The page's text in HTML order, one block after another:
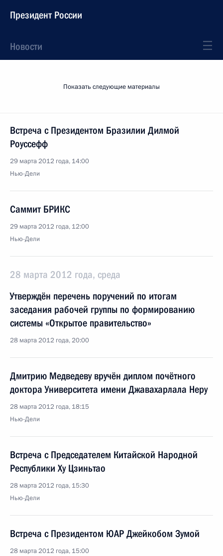
Президент России
Новости
Показать следующие материалы
Встреча с Президентом Бразилии Дилмой
Роуссефф
29 марта 2012 года, 14:00
Нью-Дели
Саммит БРИКС
29 марта 2012 года, 12:00
Нью-Дели
28 марта 2012 года, среда
Утверждён перечень поручений по итогам
заседания рабочей группы по формированию
системы «Открытое правительство»
28 марта 2012 года, 20:00
Дмитрию Медведеву вручён диплом почётного
доктора Университета имени Джавахарлала Неру
28 марта 2012 года, 18:15
Нью-Дели
Встреча с Председателем Китайской Народной
Республики Ху Цзиньтао
28 марта 2012 года, 15:30
Нью-Дели
Встреча с Президентом ЮАР Джейкобом Зумой
28 марта 2012 года, 15:00